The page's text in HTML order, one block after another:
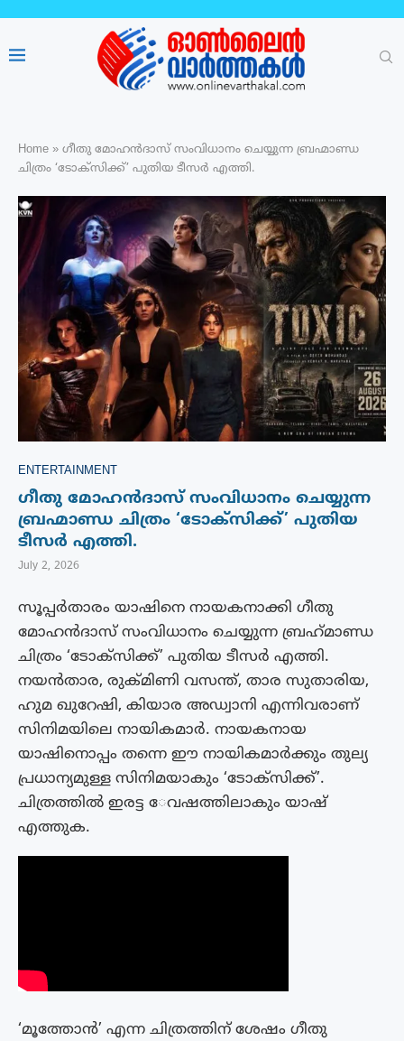
Home » ഗീതു മോഹൻദാസ് സംവിധാനം ചെയ്യുന്ന ബ്രഹ്മാണ്ഡ
ചിത്രം ‘ടോക്സിക്ക്’ പുതിയ ടീസർ എത്തി.
ENTERTAINMENT
ഗീതു മോഹൻദാസ് സംവിധാനം ചെയ്യുന്ന
ബ്രഹ്മാണ്ഡ ചിത്രം ‘ടോക്സിക്ക്’ പുതിയ
ടീസർ എത്തി.
July 2, 2026
സൂപ്പർതാരം യാഷിനെ നായകനാക്കി ഗീതു
മോഹൻദാസ് സംവിധാനം ചെയ്യുന്ന ബ്രഹ്‌മാണ്ഡ
ചിത്രം ‘ടോക്സിക്ക്’ പുതിയ ടീസർ എത്തി.
നയൻതാര, രുക്‌മിണി വസന്ത്, താര സുതാരിയ,
ഹുമ ഖുറേഷി, കിയാര അഡ്വാനി എന്നിവരാണ്
സിനിമയിലെ നായികമാർ. നായകനായ
യാഷിനൊപ്പം തന്നെ ഈ നായികമാർക്കും തുല്യ
പ്രധാന്യമുള്ള സിനിമയാകും ‘ടോക്സിക്ക്’.
ചിത്രത്തിൽ ഇരട്ട േവഷത്തിലാകും യാഷ്
എത്തുക.
‘മൂത്തോൻ’ എന്ന ചിത്രത്തിന് ശേഷം ഗീതു